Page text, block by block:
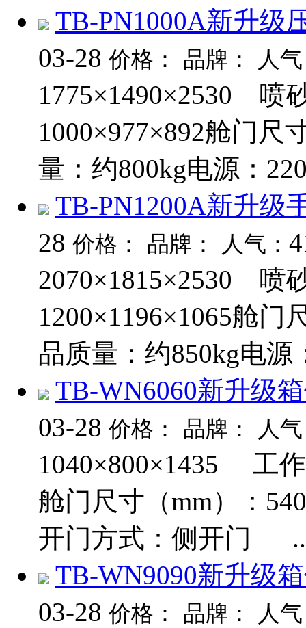
TB-PN1000A新升级
03-28 价格： 品牌： 人
1775×1490×2530 喷
1000×977×892舱门
量：约800kg电源：
TB-PN1200A新升级
28 价格： 品牌： 人气：
2070×1815×2530 喷
1200×1196×1065舱
品质量：约850kg电源
TB-WN6060新升级
03-28 价格： 品牌： 人
1040×800×1435 工作
舱门尺寸（mm）：
开门方式：侧开门
TB-WN9090新升级
03-28 价格： 品牌： 人